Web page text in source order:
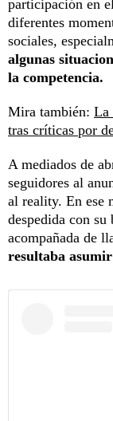
participación en
diferentes
sociales,
algunas
la competencia.
Mira también: La
tras críticas por
A mediados de
seguidores al
al reality. En ese
despedida con
acompañada de
resultaba